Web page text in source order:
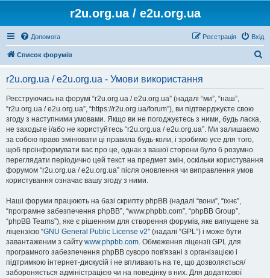
r2u.org.ua / e2u.org.ua
Допомога Вхід
Реєстрація
Список форумів
r2u.org.ua / e2u.org.ua - Умови використання
Реєструючись на форумі “r2u.org.ua / e2u.org.ua” (надалі “ми”, “наш”,
“r2u.org.ua / e2u.org.ua”, “https://r2u.org.ua/forum”), ви підтверджуєте свою
згоду з наступними умовами. Якщо ви не погоджуєтесь з ними, будь ласка,
не заходьте і/або не користуйтесь “r2u.org.ua / e2u.org.ua”. Ми залишаємо
за собою право змінювати ці правила будь-коли, і зробимо усе для того,
щоб проінформувати вас про це, однак з вашої сторони було б розумно
переглядати періодично цей текст на предмет змін, оскільки користування
форумом “r2u.org.ua / e2u.org.ua” після оновлення чи виправлення умов
користування означає вашу згоду з ними.
Наші форуми працюють на базі скрипту phpBB (надалі “вони”, “їхнє”,
“програмне забезпечення phpBB”, “www.phpbb.com”, “phpBB Group”,
“phpBB Teams”), яке є рішенням для створення форумів, яке випущене за
ліцензією “GNU General Public License v2” (надалі “GPL”) і може бути
завантаженим з сайту www.phpbb.com. Обмеження ліцензії GPL для
програмного забезпечення phpBB суворо пов'язані з організацією і
підтримкою інтернет-дискусій і не впливають на те, що дозволяється/
забороняється адміністрацією чи на поведінку в них. Для додаткової